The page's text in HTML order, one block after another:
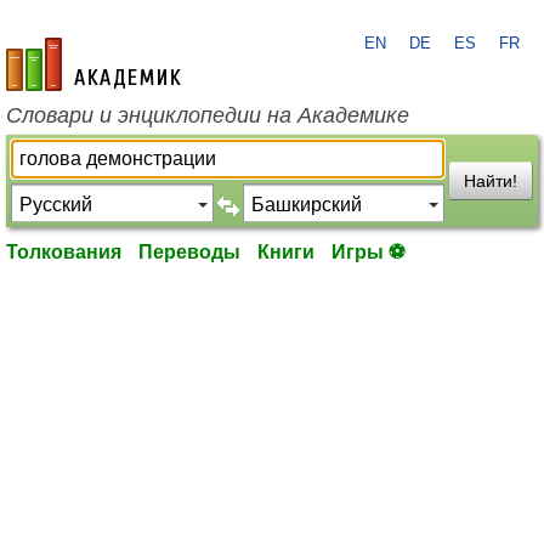
academic.ru
EN DE ES FR
Словари и энциклопедии на Академике
Найти!
Толкования Переводы Книги Игры ⚽